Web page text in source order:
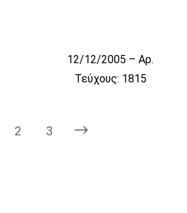
12/12/2005 – Αρ.
Τεύχους: 1815
2 3